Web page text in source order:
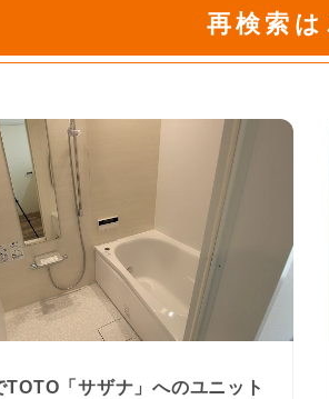
再検索は
TOTO「サザナ」へのユニット